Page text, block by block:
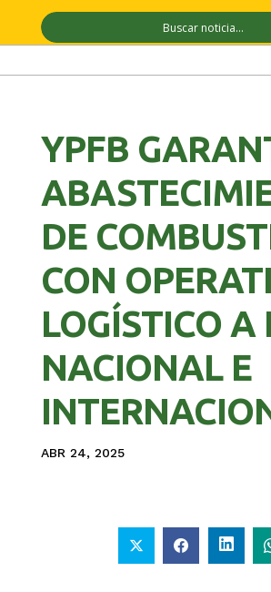
YPFB
DE
CON
LOGÍSTICO A
NACIONAL E
ABR 24, 2025